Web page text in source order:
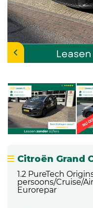
Citroën Grand
1.2 PureTech
persoons/Cruise/
Eurorepar